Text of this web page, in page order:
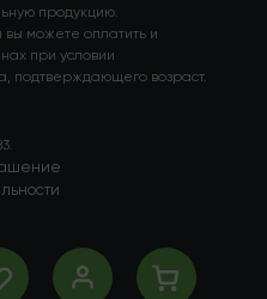
продукцию.
можете оплатить и
при условии
подтверждающего возраст.